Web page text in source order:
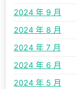
2024 年 9 月
2024 年 8 月
2024 年 7 月
2024 年 6 月
2024 年 5 月